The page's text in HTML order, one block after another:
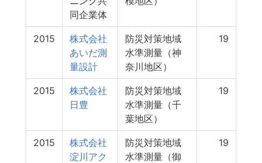
同企業体
2015
株式会社
あいだ測
量設計
防災対策地域
水準測量（神
奈川地区）
19
2015
株式会社
日豊
防災対策地域
水準測量（千
葉地区）
19
2015
株式会社
淀川アク
防災対策地域
水準測量（御
19